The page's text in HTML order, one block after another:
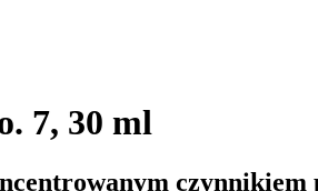
7, 30 ml
czynnikiem